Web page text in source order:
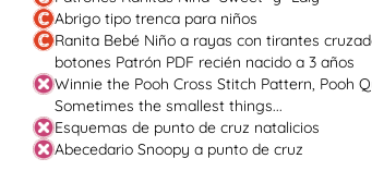
Abrigo tipo trenca para niños
Ranita Bebé Niño a rayas con tirantes
botones Patrón PDF recién nacido a 3 años
Winnie the Pooh Cross Stitch Pattern, Pooh
Sometimes the smallest things...
Esquemas de punto de cruz natalicios
Abecedario Snoopy a punto de cruz